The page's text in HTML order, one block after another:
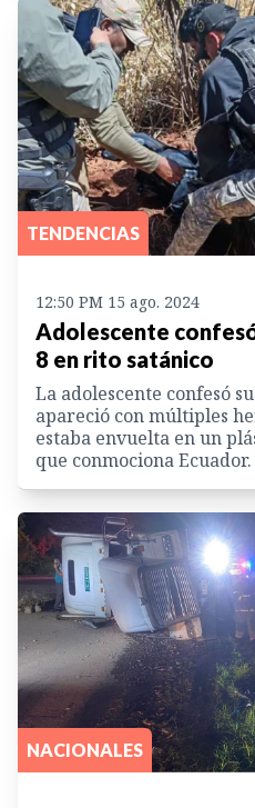
TENDENCIAS
12:50 PM 15 ago. 2024
Adolescente
8 en rito satánico
La adolescente confesó
apareció con múltiples
estaba envuelta en un
que conmociona Ecuador.
NACIONALES